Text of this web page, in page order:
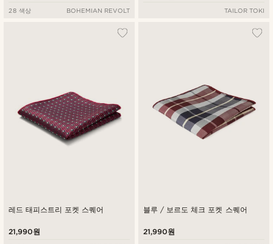
28 색상 BOHEMIAN REVOLT TAILOR TOKI
레드 태피스트리 포켓 스퀘어
21,990원
블루 / 보르도 체크 포켓 스퀘어
21,990원